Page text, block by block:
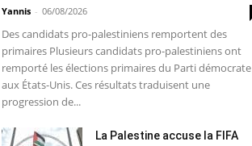
Yannis - 06/08/2026
Des candidats pro-palestiniens remportent des
primaires Plusieurs candidats pro-palestiniens ont
remporté les élections primaires du Parti démocrate
aux États-Unis. Ces résultats traduisent une
progression de...
La Palestine accuse la FIFA